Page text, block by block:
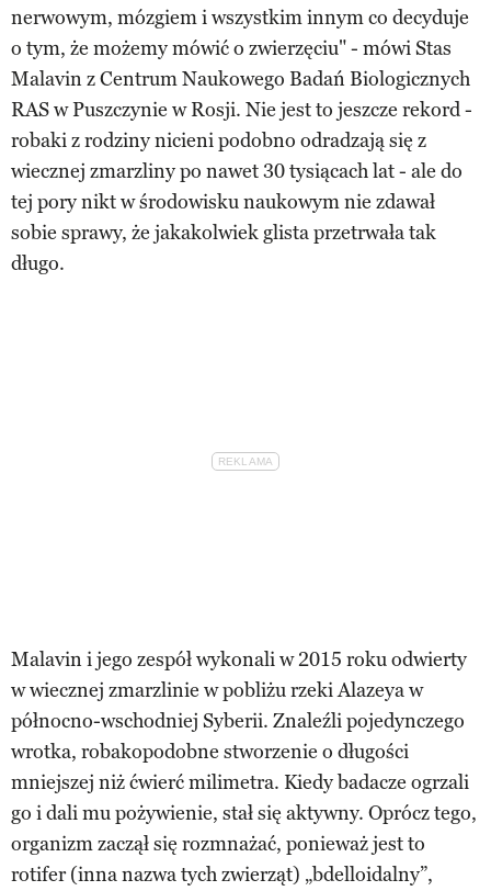
nerwowym, mózgiem i wszystkim innym co decyduje
o tym, że możemy mówić o zwierzęciu" - mówi Stas
Malavin z Centrum Naukowego Badań Biologicznych
RAS w Puszczynie w Rosji. Nie jest to jeszcze rekord -
robaki z rodziny nicieni podobno odradzają się z
wiecznej zmarzliny po nawet 30 tysiącach lat - ale do
tej pory nikt w środowisku naukowym nie zdawał
sobie sprawy, że jakakolwiek glista przetrwała tak
długo.
Malavin i jego zespół wykonali w 2015 roku odwierty
w wiecznej zmarzlinie w pobliżu rzeki Alazeya w
północno-wschodniej Syberii. Znaleźli pojedynczego
wrotka, robakopodobne stworzenie o długości
mniejszej niż ćwierć milimetra. Kiedy badacze ogrzali
go i dali mu pożywienie, stał się aktywny. Oprócz tego,
organizm zaczął się rozmnażać, ponieważ jest to
rotifer (inna nazwa tych zwierząt) „bdelloidalny”,